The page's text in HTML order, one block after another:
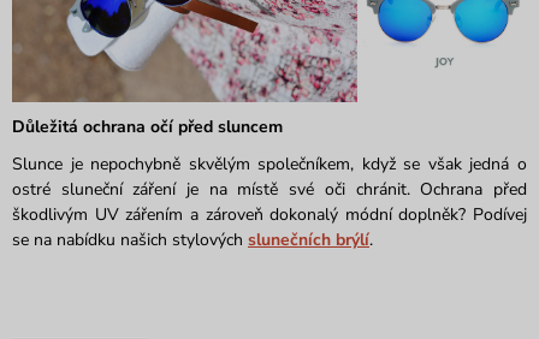
Důležitá ochrana očí před sluncem
Slunce je nepochybně skvělým společníkem, když se však jedná o
ostré sluneční záření je na místě své oči chránit. Ochrana před
škodlivým UV zářením a zároveň dokonalý módní doplněk? Podívej
se na nabídku našich stylových slunečních brýlí.